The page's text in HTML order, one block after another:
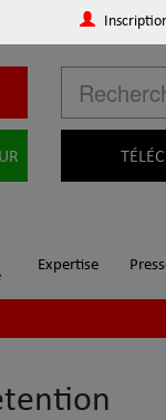
Expertise